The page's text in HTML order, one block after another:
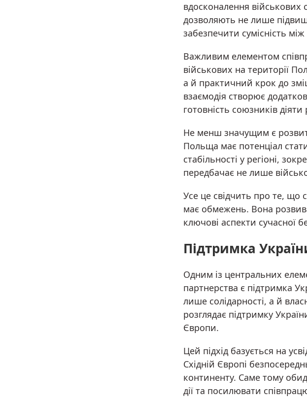
вдосконалення військових
дозволяють не лише
забезпечити сумісність
Важливим елементом
військових на території
а й практичний крок до
взаємодія створює
готовність союзників
Не менш значущим є
Польща має потенціал
стабільності у регіоні,
передбачає не лише
Усе це свідчить про те,
має обмежень. Вона
ключові аспекти сучасної
Підтримка
Одним із центральних
партнерства є підтримка
лише солідарності, а й
розглядає підтримку
Європи.
Цей підхід базується на
Східній Європі
континенту. Саме тому
дії та посилювати